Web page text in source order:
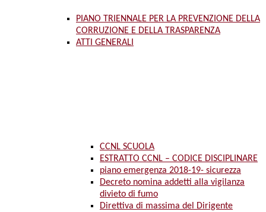
PIANO TRIENNALE PER LA PREVENZIONE DELLA
CORRUZIONE E DELLA TRASPARENZA
ATTI GENERALI
CCNL SCUOLA
ESTRATTO CCNL – CODICE DISCIPLINARE
piano emergenza 2018-19- sicurezza
Decreto nomina addetti alla vigilanza
divieto di fumo
Direttiva di massima del Dirigente